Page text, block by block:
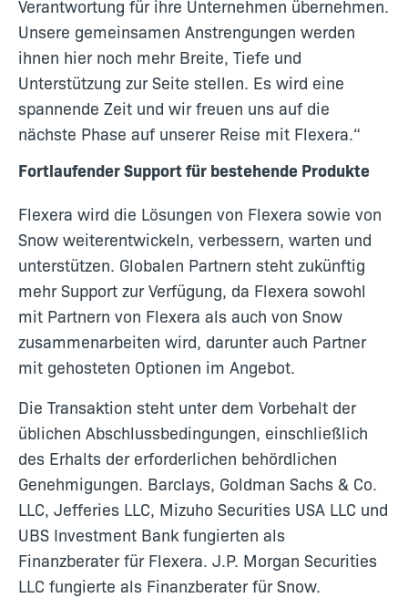
Verantwortung für ihre Unternehmen übernehmen.
Unsere gemeinsamen Anstrengungen werden
ihnen hier noch mehr Breite, Tiefe und
Unterstützung zur Seite stellen. Es wird eine
spannende Zeit und wir freuen uns auf die
nächste Phase auf unserer Reise mit Flexera.“
Fortlaufender Support für bestehende Produkte
Flexera wird die Lösungen von Flexera sowie von
Snow weiterentwickeln, verbessern, warten und
unterstützen. Globalen Partnern steht zukünftig
mehr Support zur Verfügung, da Flexera sowohl
mit Partnern von Flexera als auch von Snow
zusammenarbeiten wird, darunter auch Partner
mit gehosteten Optionen im Angebot.
Die Transaktion steht unter dem Vorbehalt der
üblichen Abschlussbedingungen, einschließlich
des Erhalts der erforderlichen behördlichen
Genehmigungen. Barclays, Goldman Sachs & Co.
LLC, Jefferies LLC, Mizuho Securities USA LLC und
UBS Investment Bank fungierten als
Finanzberater für Flexera. J.P. Morgan Securities
LLC fungierte als Finanzberater für Snow.